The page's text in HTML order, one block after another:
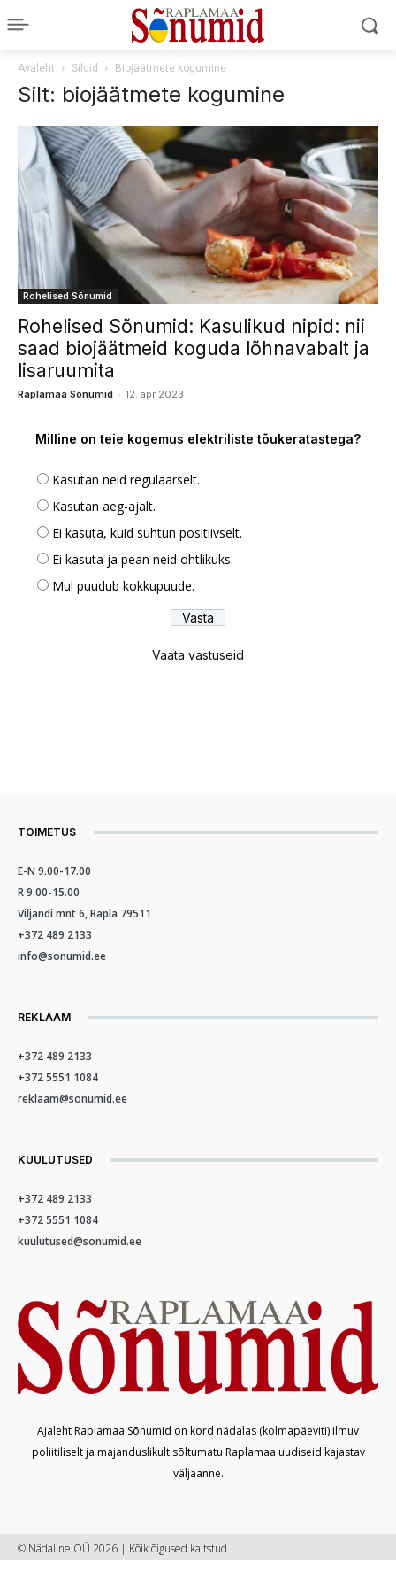
Avaleht Sildid Biojäätmete kogumine
Silt: biojäätmete kogumine
Rohelised Sõnumid
Rohelised Sõnumid: Kasulikud nipid: nii
saad biojäätmeid koguda lõhnavabalt ja
lisaruumita
Raplamaa Sõnumid - 12. apr 2023
Milline on teie kogemus elektriliste tõukeratastega?
Kasutan neid regulaarselt.
Kasutan aeg-ajalt.
Ei kasuta, kuid suhtun positiivselt.
Ei kasuta ja pean neid ohtlikuks.
Mul puudub kokkupuude.
Vaata vastuseid
TOIMETUS
E-N 9.00-17.00
R 9.00-15.00
Viljandi mnt 6, Rapla 79511
+372 489 2133
info@sonumid.ee
REKLAAM
+372 489 2133
+372 5551 1084
reklaam@sonumid.ee
KUULUTUSED
+372 489 2133
+372 5551 1084
kuulutused@sonumid.ee
Ajaleht Raplamaa Sõnumid on kord nädalas (kolmapäeviti) ilmuv
poliitiliselt ja majanduslikult sõltumatu Raplamaa uudiseid kajastav
väljaanne.
© Nädaline OÜ 2026 | Kõik õigused kaitstud